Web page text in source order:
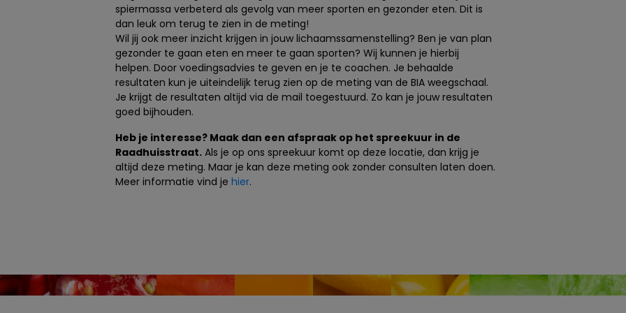
spiermassa verbeterd als gevolg van meer sporten en gezonder eten. Dit is
dan leuk om terug te zien in de meting!
Wil jij ook meer inzicht krijgen in jouw lichaamssamenstelling? Ben je van plan
gezonder te gaan eten en meer te gaan sporten? Wij kunnen je hierbij
helpen. Door voedingsadvies te geven en je te coachen. Je behaalde
resultaten kun je uiteindelijk terug zien op de meting van de BIA weegschaal.
Je krijgt de resultaten altijd via de mail toegestuurd. Zo kan je jouw resultaten
goed bijhouden.
Heb je interesse? Maak dan een afspraak op het spreekuur in de
Raadhuisstraat.Als je op ons spreekuur komt op deze locatie, dan krijg je
altijd deze meting. Maar je kan deze meting ook zonder consulten laten doen.
Meer informatie vind je hier.